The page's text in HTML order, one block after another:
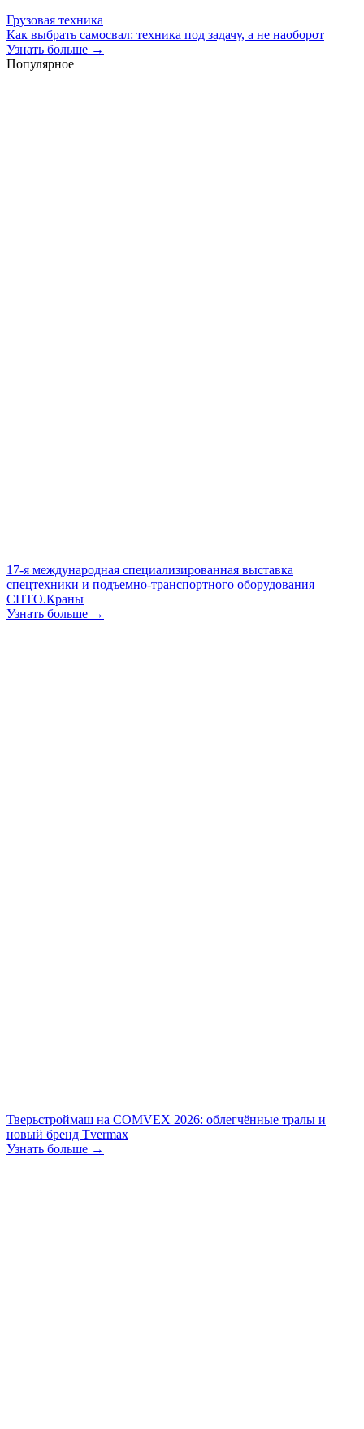
Грузовая техника
Как выбрать самосвал: техника под задачу, а не наоборот
Узнать больше →
Популярное
17-я международная специализированная выставка
спецтехники и подъемно-транспортного оборудования
СПТО.Краны
Узнать больше →
Тверьстроймаш на COMVEX 2026: облегчённые тралы и
новый бренд Tvermax
Узнать больше →